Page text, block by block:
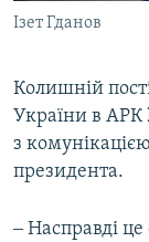
Ізет Гданов
Колишній
України в АРК
з
президента.
‒ Насправді це